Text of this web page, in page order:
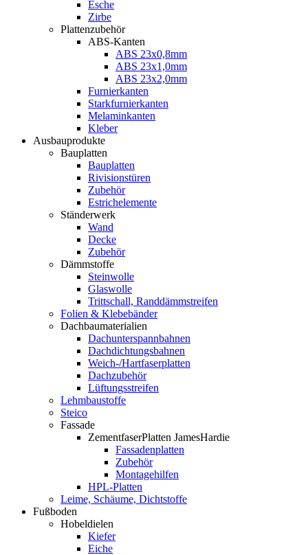
Esche
Zirbe
Plattenzubehör
ABS-Kanten
ABS 23x0,8mm
ABS 23x1,0mm
ABS 23x2,0mm
Furnierkanten
Starkfurnierkanten
Melaminkanten
Kleber
Ausbauprodukte
Bauplatten
Bauplatten
Rivisionstüren
Zubehör
Estrichelemente
Ständerwerk
Wand
Decke
Zubehör
Dämmstoffe
Steinwolle
Glaswolle
Trittschall, Randdämmstreifen
Folien & Klebebänder
Dachbaumaterialien
Dachunterspannbahnen
Dachdichtungsbahnen
Weich-/Hartfaserplatten
Dachzubehör
Lüftungsstreifen
Lehmbaustoffe
Steico
Fassade
ZementfaserPlatten JamesHardie
Fassadenplatten
Zubehör
Montagehilfen
HPL-Platten
Leime, Schäume, Dichtstoffe
Fußboden
Hobeldielen
Kiefer
Eiche